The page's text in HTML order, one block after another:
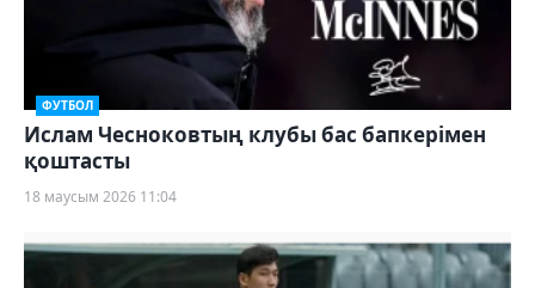
ФУТБОЛ
Ислам Чесноковтың клубы бас бапкерімен
қоштасты
18 маусым 2026 11:04